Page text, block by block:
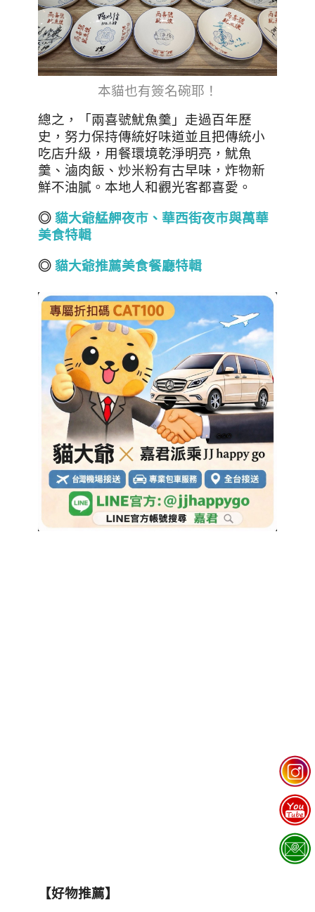
本貓也有簽名碗耶！
總之，「兩喜號魷魚羹」走過百年歷
史，努力保持傳統好味道並且把傳統小
吃店升級，用餐環境乾淨明亮，魷魚
羹、滷肉飯、炒米粉有古早味，炸物新
鮮不油膩。本地人和觀光客都喜愛。
◎ 貓大爺艋舺夜市、華西街夜市與萬華
美食特輯
◎ 貓大爺推薦美食餐廳特輯
【好物推薦】